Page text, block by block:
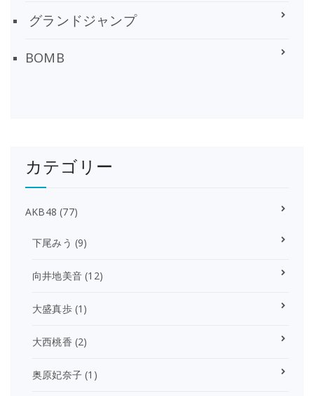
グランドジャンプ
BOMB
カテゴリー
AKB48 (77)
下尾みう (9)
向井地美音 (12)
大盛真歩(1)
大西桃香 (2)
奥原妃奈子 (1)